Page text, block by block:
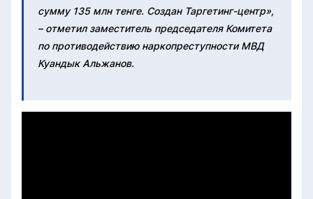
сумму 135 млн тенге. Создан Таргетинг-центр»,
– отметил заместитель председателя Комитета
по противодействию наркопреступности МВД
Куандык Альжанов.